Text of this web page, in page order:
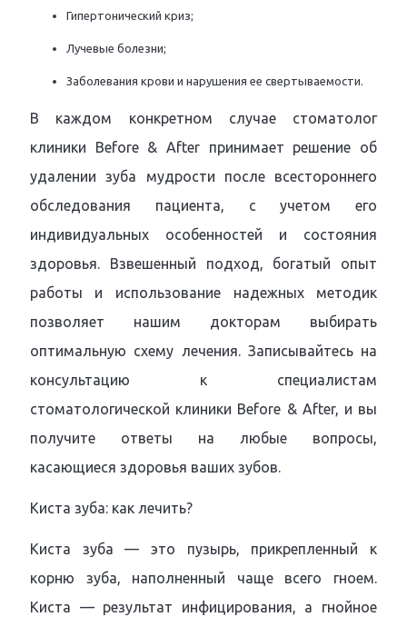
Гипертонический криз;
Лучевые болезни;
Заболевания крови и нарушения ее свертываемости.
В каждом конкретном случае стоматолог
клиники Before & After принимает решение об
удалении зуба мудрости после всестороннего
обследования пациента, с учетом его
индивидуальных особенностей и состояния
здоровья. Взвешенный подход, богатый опыт
работы и использование надежных методик
позволяет нашим докторам выбирать
оптимальную схему лечения. Записывайтесь на
консультацию к специалистам
стоматологической клиники Before & After, и вы
получите ответы на любые вопросы,
касающиеся здоровья ваших зубов.
Киста зуба: как лечить?
Киста зуба — это пузырь, прикрепленный к
корню зуба, наполненный чаще всего гноем.
Киста — результат инфицирования, а гнойное